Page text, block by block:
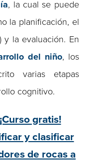
, la cual se puede
la planificación, el
y la evaluación. En
del niño, los
varias etapas
cognitivo.
gratis!
y clasificar
de rocas a